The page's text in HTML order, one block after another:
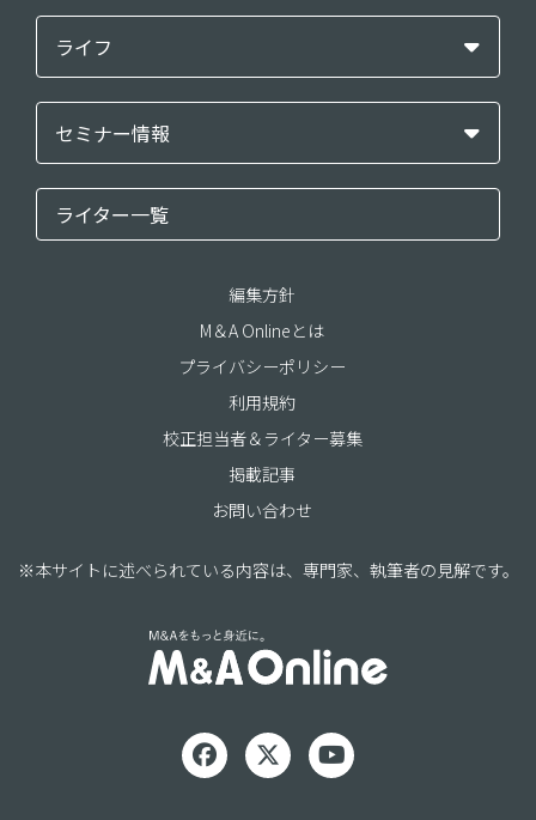
ライフ
セミナー情報
ライター一覧
編集方針
M＆A Onlineとは
プライバシーポリシー
利用規約
校正担当者＆ライター募集
掲載記事
お問い合わせ
※本サイトに述べられている内容は、専門家、執筆者の見解です。